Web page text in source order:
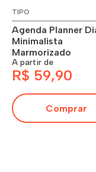
TIPO
Agenda Planner
Minimalista
Marmorizado
A partir de
R$ 59,90
Comprar